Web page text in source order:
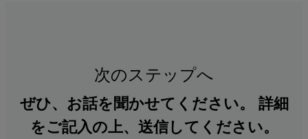
次のステップへ
ぜひ、お話を聞かせてください。 詳細
をご記入の上、送信してください。